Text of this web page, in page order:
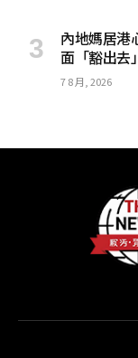
內地媽居港
面「豁出去
7 8 月, 2026